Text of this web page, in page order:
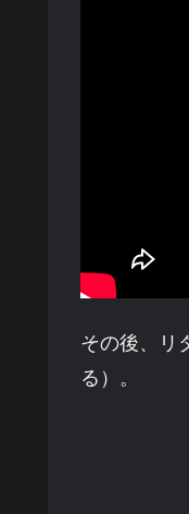
その後、リ
る）。